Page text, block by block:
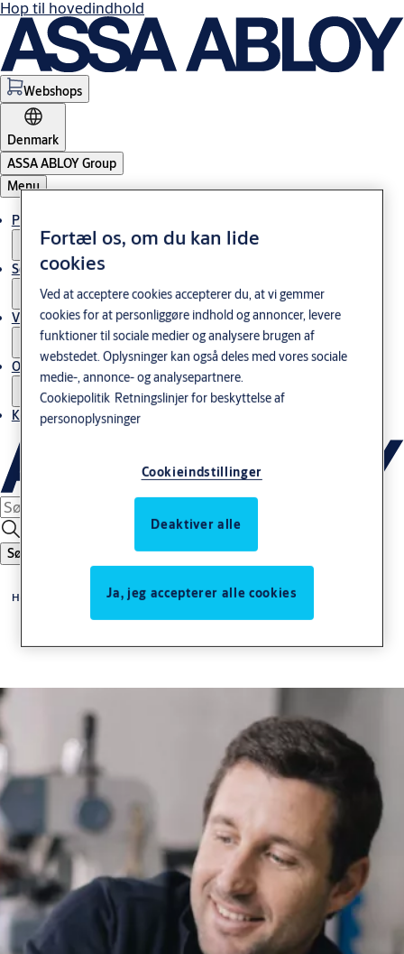
Hop til hovedindhold
Webshops
Denmark
ASSA ABLOY Group
Menu
Produkter og løsninger
Service
Viden og cases
Om os
Kontakt os
Søg
Home
Fortæl os, om du kan lide
cookies
Ved at acceptere cookies accepterer du, at vi gemmer
cookies for at personliggøre indhold og annoncer, levere
funktioner til sociale medier og analysere brugen af
webstedet. Oplysninger kan også deles med vores sociale
medie-, annonce- og analysepartnere.
Cookiepolitik Retningslinjer for beskyttelse af
personoplysninger
Cookieindstillinger
Deaktiver alle
Ja, jeg accepterer alle cookies